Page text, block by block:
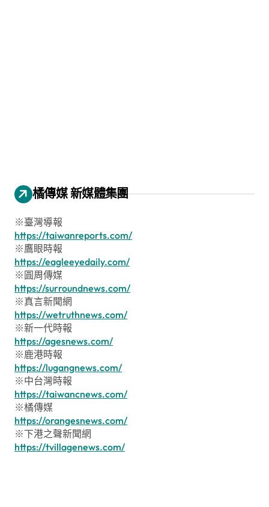
橘傳媒 新媒體集團
※臺灣導報
https://taiwanreports.com/
※鷹眼時報
https://eagleeyedaily.com/
※圓周傳媒
https://surroundnews.com/
※真言新聞網
https://wetruthnews.com/
※新一代時報
https://agesnews.com/
※鹿港時報
https://lugangnews.com/
※中台灣時報
https://taiwancnews.com/
※橘傳媒
https://orangesnews.com/
※下港之聲新聞網
https://tvillagenews.com/